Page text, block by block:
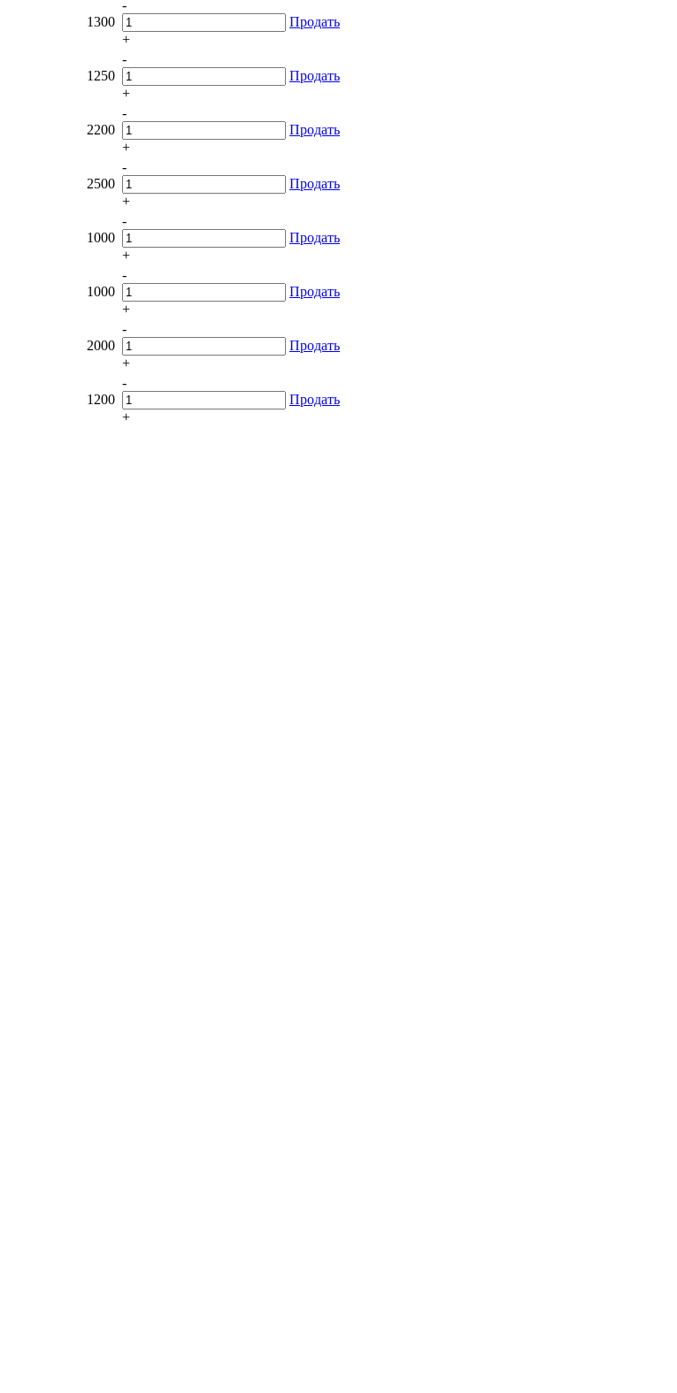
1300
-
+
Продать
1250
-
+
Продать
2200
-
+
Продать
2500
-
+
Продать
1000
-
+
Продать
1000
-
+
Продать
2000
-
+
Продать
1200
-
+
Продать